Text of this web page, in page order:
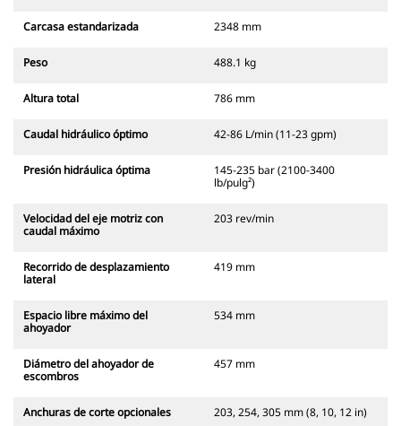
Carcasa estandarizada 2348 mm
Peso 488.1 kg
Altura total 786 mm
Caudal hidráulico óptimo 42-86 L/min (11-23 gpm)
Presión hidráulica óptima
145-235 bar (2100-3400
lb/pulg²)
Velocidad del eje motriz con
caudal máximo
203 rev/min
Recorrido de desplazamiento
lateral
419 mm
Espacio libre máximo del
ahoyador
534 mm
Diámetro del ahoyador de
escombros
457 mm
Anchuras de corte opcionales 203, 254, 305 mm (8, 10, 12 in)